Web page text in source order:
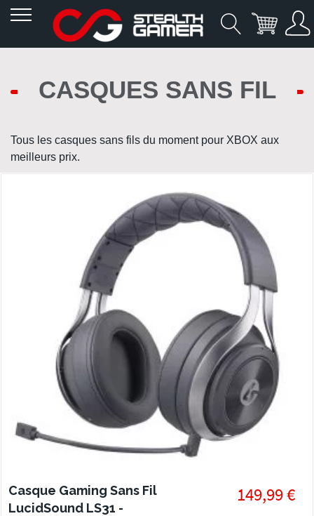
CASQUES SANS FIL
Tous les casques sans fils du moment pour XBOX aux
meilleurs prix.
Casque Gaming Sans Fil
LucidSound LS31 -
149,99 €